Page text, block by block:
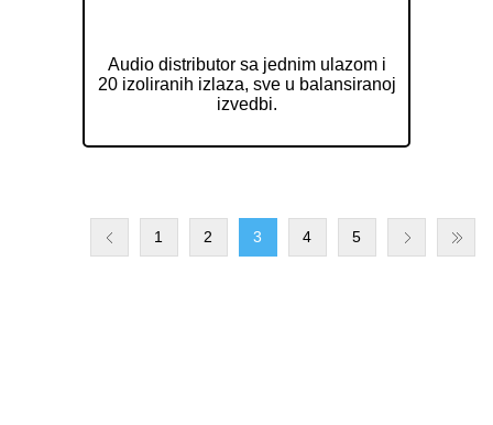
Audio distributor sa jednim ulazom i
20 izoliranih izlaza, sve u balansiranoj
izvedbi.
1 2 3 4 5